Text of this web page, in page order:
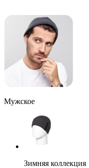
Мужское
Зимняя коллекция